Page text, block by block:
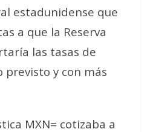
estadunidense que
a que la Reserva
las tasas de
y con más
MXN= cotizaba a